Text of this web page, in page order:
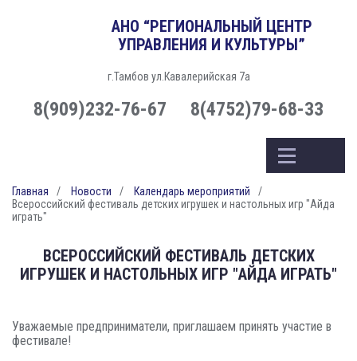
АНО “РЕГИОНАЛЬНЫЙ ЦЕНТР
УПРАВЛЕНИЯ И КУЛЬТУРЫ”
г.Тамбов ул.Кавалерийская 7а
8(909)232-76-67 8(4752)79-68-33
Главная Новости
Календарь мероприятий
Всероссийский фестиваль детских игрушек и настольных игр "Айда
играть"
ВСЕРОССИЙСКИЙ ФЕСТИВАЛЬ ДЕТСКИХ
ИГРУШЕК И НАСТОЛЬНЫХ ИГР "АЙДА ИГРАТЬ"
Уважаемые предприниматели, приглашаем принять участие в
фестивале!